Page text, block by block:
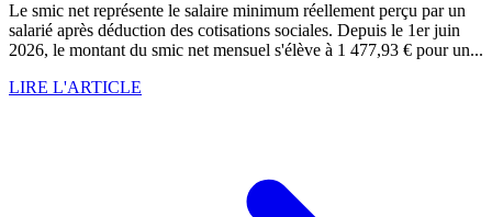
Le smic net représente le salaire minimum réellement perçu par un
salarié après déduction des cotisations sociales. Depuis le 1er juin
2026, le montant du smic net mensuel s'élève à 1 477,93 € pour un...
LIRE L'ARTICLE